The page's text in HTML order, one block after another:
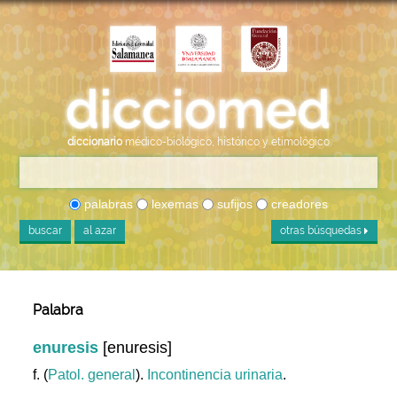
diccionario médico-biológico, histórico y etimológico
palabras lexemas sufijos creadores
buscar al azar otras búsquedas
Palabra
enuresis [enuresis]
f. (Patol. general). Incontinencia urinaria.